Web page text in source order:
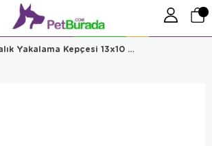
Liya Balık Yakalama Kepçesi 13x10 Cm